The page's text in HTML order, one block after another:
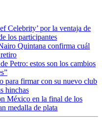
Celebrity’ por la ventaja de
los participantes
Quintana confirma cuál
Petro: estos son los cambios
para firmar con su nuevo club
hinchas
México en la final de los
medalla de plata